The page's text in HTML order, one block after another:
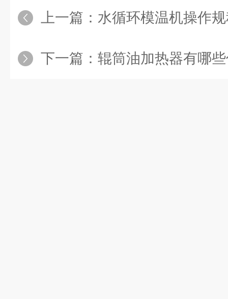
上一篇： 水循环模温机操作
下一篇： 辊筒油加热器有哪